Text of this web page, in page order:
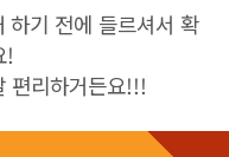
하기 전에 들르셔서 확
!
편리하거든요!!!